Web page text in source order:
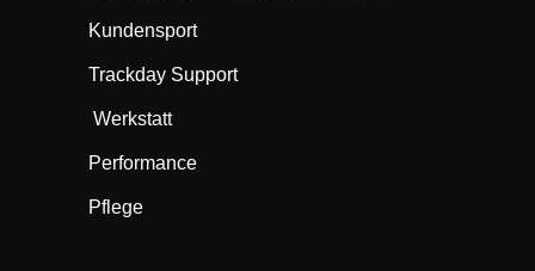
Kundensport
Trackday Support
Werkstatt
Performance
Pflege